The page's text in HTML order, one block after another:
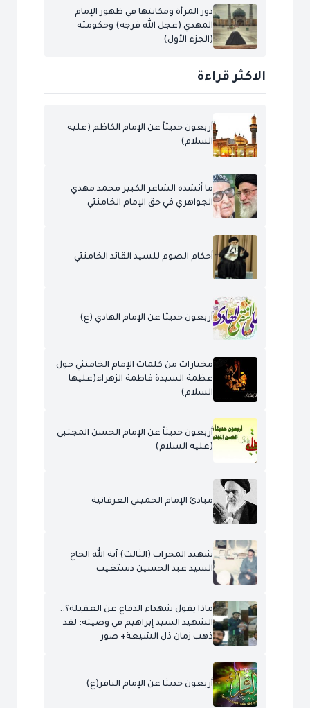
دور المرأة ومكانتها في ظهور الإمام
المهدي (عجل الله فرجه) وحكومته
(الجزء الأول)
الاكثر قراءة
أربعون حديثاً عن الإمام الكاظم (عليه
السلام)
ما أنشده الشاعر الكبير محمد مهدي
الجواهري في حق الإمام الخامنئي
أحكام الصوم للسيد القائد الخامنئي
أربعون حديثا عن الإمام الهادي (ع)
مختارات من كلمات الإمام الخامنئي حول
عظمة السيدة فاطمة الزهراء(عليها
السلام)
أربعون حديثاً عن الإمام الحسن المجتبى
(عليه السلام)
مبادئ الإمام الخميني العرفانية
شهيد المحراب (الثالث) آية الله الحاج
السيد عبد الحسين دستغيب
ماذا يقول شهداء الدفاع عن العقيلة؟..
الشهيد السيد إبراهيم في وصيته: لقد
ذهب زمان ذل الشيعة+ صور
أربعون حديثا عن الإمام الباقر(ع)